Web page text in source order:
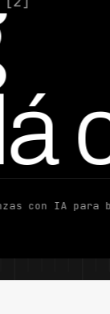
con IA para
& CEO